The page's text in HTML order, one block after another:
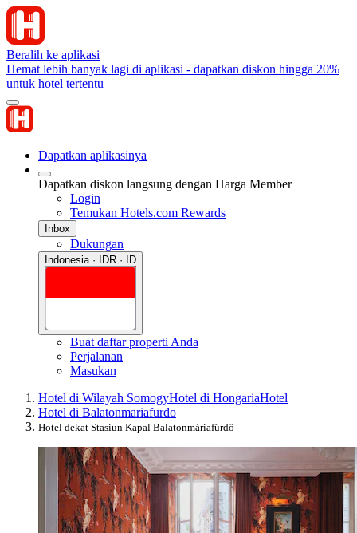
Beralih ke aplikasi
Hemat lebih banyak lagi di aplikasi - dapatkan diskon hingga 20%
untuk hotel tertentu
Dapatkan aplikasinya
Dapatkan diskon langsung dengan Harga Member
Login
Temukan Hotels.com Rewards
Inbox
Dukungan
Indonesia · IDR · ID
Buat daftar properti Anda
Perjalanan
Masukan
Hotel di Wilayah SomogyHotel di HongariaHotel
Hotel di Balatonmariafurdo
Hotel dekat Stasiun Kapal Balatonmáriafürdő